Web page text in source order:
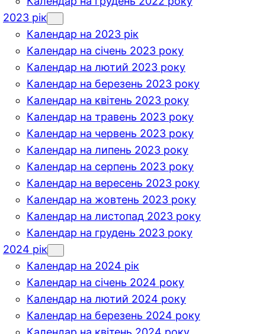
2023 рік
Календар на 2023 рік
Календар на січень 2023 року
Календар на лютий 2023 року
Календар на березень 2023 року
Календар на квітень 2023 року
Календар на травень 2023 року
Календар на червень 2023 року
Календар на липень 2023 року
Календар на серпень 2023 року
Календар на вересень 2023 року
Календар на жовтень 2023 року
Календар на листопад 2023 року
Календар на грудень 2023 року
2024 рік
Календар на 2024 рік
Календар на січень 2024 року
Календар на лютий 2024 року
Календар на березень 2024 року